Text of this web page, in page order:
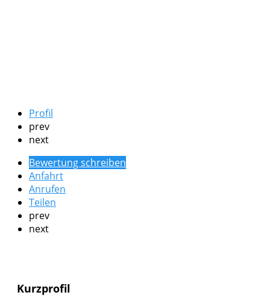
Profil
prev
next
Bewertung schreiben
Anfahrt
Anrufen
Teilen
prev
next
Kurzprofil